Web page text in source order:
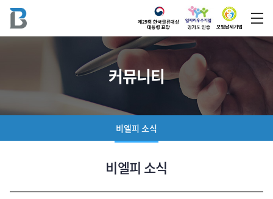
커뮤니티
비엘피 소식
비엘피 소식